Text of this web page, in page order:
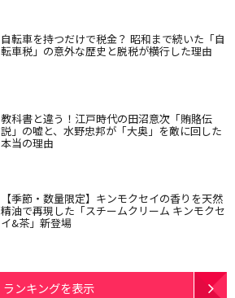
自転車を持つだけで税金？ 昭和まで続いた「自
転車税」の意外な歴史と脱税が横行した理由
教科書と違う！江戸時代の田沼意次「賄賂伝
説」の嘘と、水野忠邦が「大奥」を敵に回した
本当の理由
【季節・数量限定】キンモクセイの香りを天然
精油で再現した「スチームクリーム キンモクセ
イ&茶」新登場
ランキングを表示